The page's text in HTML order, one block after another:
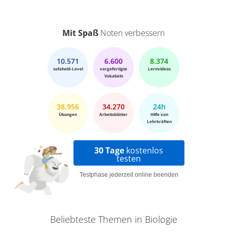
Mit Spaß Noten verbessern
10.571
sofaheld-Level
6.600
vorgefertigte
Vokabeln
8.374
Lernvideos
38.956
Übungen
34.270
Arbeitsblätter
24h
Hilfe von
Lehrkräften
30 Tage kostenlos
testen
Testphase jederzeit online beenden
Beliebteste Themen in Biologie